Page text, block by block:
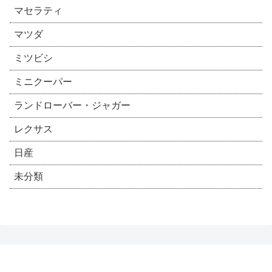
マセラティ
マツダ
ミツビシ
ミニクーパー
ランドローバー・ジャガー
レクサス
日産
未分類